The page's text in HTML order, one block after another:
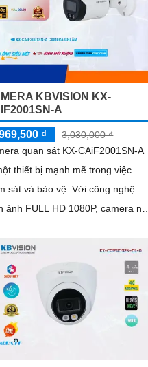
KBVISION KX-
A
₫
3,030,000 ₫
quan sát KX-CAiF2001SN-A
thiết bị mạnh mẽ trong việc
và bảo vệ. Với công nghệ
ảnh FULL HD 1080P, camera này
cao